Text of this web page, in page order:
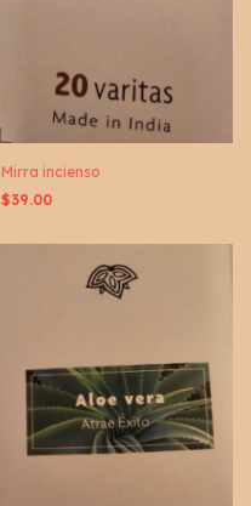
Mirra incienso
$39.00